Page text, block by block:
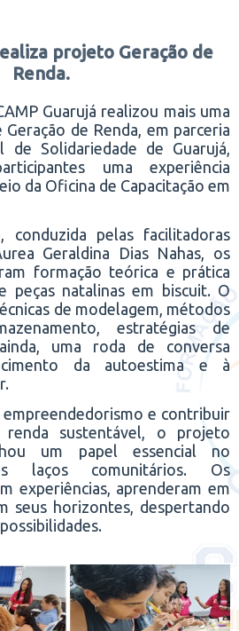
projeto Geração de
Renda.
Guarujá realizou mais uma
de Renda, em parceria
Solidariedade de Guarujá,
uma experiência
da Oficina de Capacitação em
conduzida pelas facilitadoras
Geraldina Dias Nahas, os
formação teórica e prática
peças natalinas em biscuit. O
de modelagem, métodos
estratégias de
uma roda de conversa
da autoestima e à
e contribuir
sustentável, o projeto
um papel essencial no
laços comunitários. Os
experiências, aprenderam em
seus horizontes, despertando